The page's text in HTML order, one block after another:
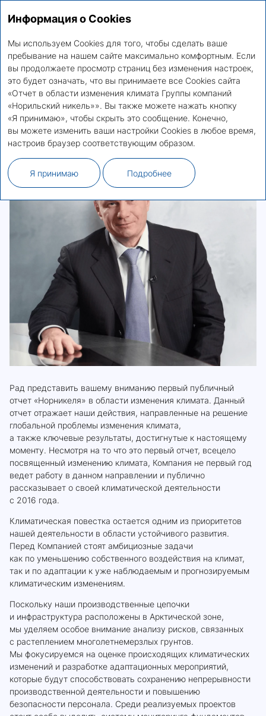
Отчет в области изменения климата Группы
компаний «Норильский никель»
RU EN
Обращение Президента —
Председателя Правления
УВАЖАЕМЫЕ КОЛЛЕГИ!
Рад представить вашему вниманию первый публичный
отчет «Норникеля» в области изменения климата. Данный
отчет отражает наши действия, направленные на решение
глобальной проблемы изменения климата,
а также ключевые результаты, достигнутые к настоящему
моменту. Несмотря на то что это первый отчет, всецело
посвященный изменению климата, Компания не первый год
ведет работу в данном направлении и публично
рассказывает о своей климатической деятельности
с 2016 года.
Климатическая повестка остается одним из приоритетов
нашей деятельности в области устойчивого развития.
Перед Компанией стоят амбициозные задачи
как по уменьшению собственного воздействия на климат,
так и по адаптации к уже наблюдаемым и прогнозируемым
климатическим изменениям.
Поскольку наши производственные цепочки
и инфраструктура расположены в Арктической зоне,
мы уделяем особое внимание анализу рисков, связанных
с растеплением многолетнемерзлых грунтов.
Мы фокусируемся на оценке происходящих климатических
изменений и разработке адаптационных мероприятий,
которые будут способствовать сохранению непрерывности
производственной деятельности и повышению
безопасности персонала. Среди реализуемых проектов
Информация о Cookies
Мы используем Cookies для того, чтобы сделать ваше
пребывание на нашем сайте максимально комфортным. Если
вы продолжаете просмотр страниц без изменения настроек,
это будет означать, что вы принимаете все Cookies сайта
«Отчет в области изменения климата Группы компаний
«Норильский никель»». Вы также можете нажать кнопку
«Я принимаю», чтобы скрыть это сообщение. Конечно,
вы можете изменить ваши настройки Cookies в любое время,
настроив браузер соответствующим образом.
Я принимаю Подробнее